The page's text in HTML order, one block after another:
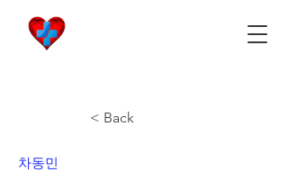
< Back
차동민